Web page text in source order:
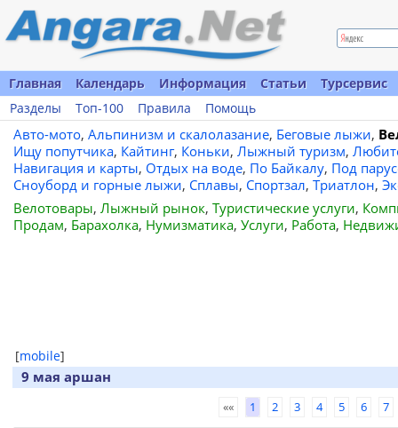
Главная Календарь Информация Статьи
Турсервис
Разделы
Топ-100 Правила Помощь
Авто-мото, Альпинизм и скалолазание, Беговые лыжи,
Ищу попутчика, Кайтинг, Коньки, Лыжный туризм,
Навигация и карты, Отдых на воде, По Байкалу, Под
Сноуборд и горные лыжи, Сплавы, Спортзал, Триатлон,
Велотовары, Лыжный рынок, Туристические услуги,
Продам, Барахолка, Нумизматика, Услуги, Работа,
[mobile]
9 мая аршан
«« 1 2 3 4 5 6 7